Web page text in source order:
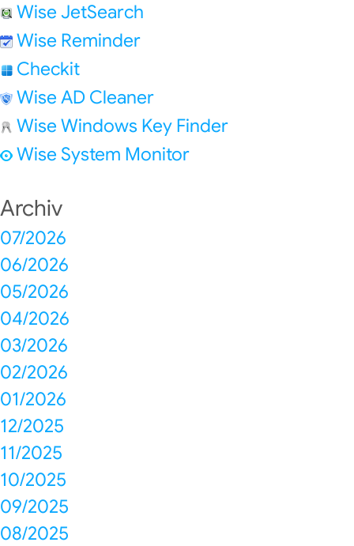
Wise JetSearch
Wise Reminder
Checkit
Wise AD Cleaner
Wise Windows Key Finder
Wise System Monitor
Archiv
07/2026
06/2026
05/2026
04/2026
03/2026
02/2026
01/2026
12/2025
11/2025
10/2025
09/2025
08/2025